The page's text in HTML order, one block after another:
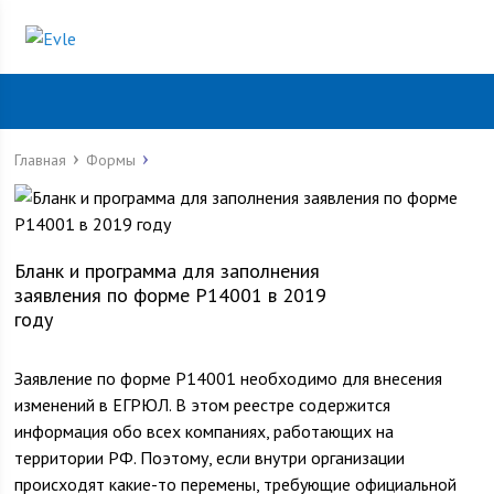
Главная Формы
Бланк и программа для заполнения
заявления по форме Р14001 в 2019
году
Заявление по форме Р14001 необходимо для внесения
изменений в ЕГРЮЛ. В этом реестре содержится
информация обо всех компаниях, работающих на
территории РФ. Поэтому, если внутри организации
происходят какие-то перемены, требующие официальной